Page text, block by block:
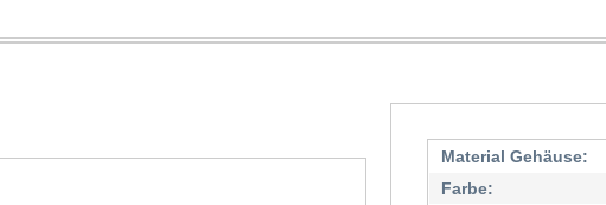
Material Gehäuse:
Farbe: